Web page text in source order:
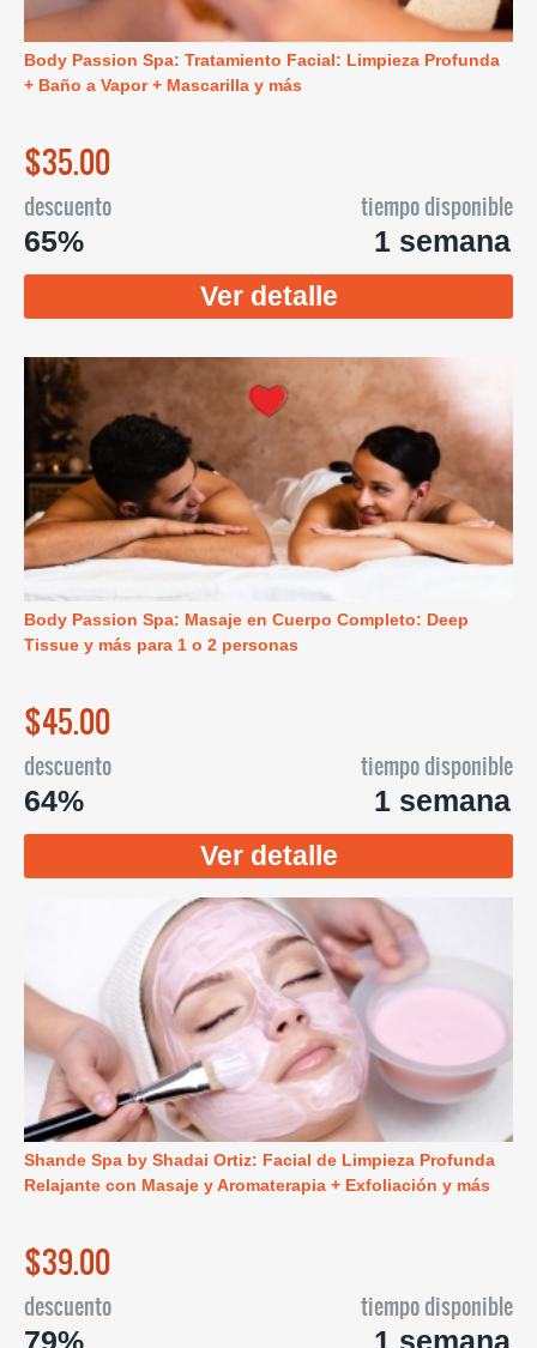
Body Passion Spa: Tratamiento Facial: Limpieza Profunda
+ Baño a Vapor + Mascarilla y más
$35.00
descuento
65%
tiempo disponible
1 semana
Ver detalle
Body Passion Spa: Masaje en Cuerpo Completo: Deep
Tissue y más para 1 o 2 personas
$45.00
descuento
64%
tiempo disponible
1 semana
Ver detalle
Shande Spa by Shadai Ortiz: Facial de Limpieza Profunda
Relajante con Masaje y Aromaterapia + Exfoliación y más
$39.00
descuento
79%
tiempo disponible
1 semana